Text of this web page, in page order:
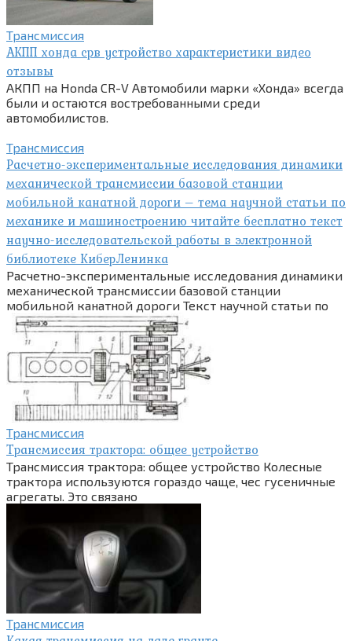
Трансмиссия
АКПП хонда срв устройство характеристики видео
отзывы
АКПП на Honda CR-V Автомобили марки «Хонда» всегда
были и остаются востребованными среди
автомобилистов.
Трансмиссия
Расчетно-экспериментальные исследования динамики
механической трансмиссии базовой станции
мобильной канатной дороги – тема научной статьи по
механике и машиностроению читайте бесплатно текст
научно-исследовательской работы в электронной
библиотеке КиберЛенинка
Расчетно-экспериментальные исследования динамики
механической трансмиссии базовой станции
мобильной канатной дороги Текст научной статьи по
Трансмиссия
Трансмиссия трактора: общее устройство
Трансмиссия трактора: общее устройство Колесные
трактора используются гораздо чаще, чес гусеничные
агрегаты. Это связано
Трансмиссия